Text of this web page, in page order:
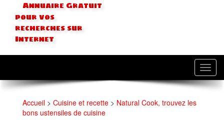
Annuaire Gratuit
pour vos
recherches sur
Internet
Accueil > Cuisine et recette > Natural Cook, trouvez les
bons ustensiles de cuisine